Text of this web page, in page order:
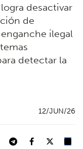
desactivar
de
ilegal
detectar la
12/JUN/26